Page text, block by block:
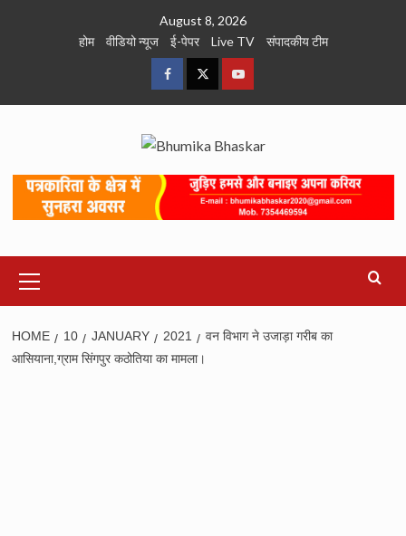
August 8, 2026
होम
वीडियो न्यूज ई-पेपर Live TV संपादकीय टीम
FacebookTwitterYoutube
Menu
HOME 10 JANUARY 2021
वन विभाग ने उजाड़ा गरीब का
आसियाना,ग्राम सिंगपुर कठोतिया का मामला।